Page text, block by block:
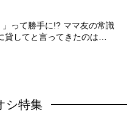
」って勝手に!? ママ友の常識
貸してと言ってきたのは…
シ特集